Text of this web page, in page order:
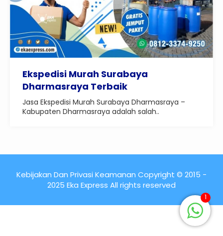
Ekspedisi Murah Surabaya
Dharmasraya Terbaik
Jasa Ekspedisi Murah Surabaya Dharmasraya –
Kabupaten Dharmasraya adalah salah..
Kebijakan Dan Privasi Keamanan Copyright © 2015 -
2025 Eka Express All rights reserved
1